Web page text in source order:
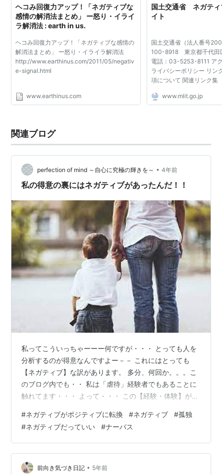
ヘコみ回復力アップ！「ネガティブな
感情の解消法まとめ」 ー怒り・イライ
ラ解消法 : earth in us.
ヘコみ回復力アップ！「ネガティブな感情の
解消法まとめ」 ー怒り・イライラ解消法
http://www.earthinus.com/2011/05/negativ
e-signal.html
www.earthinus.com
国土交通省 ネガティ
イト
国土交通省（法人番号
100-8918 東京都千代田
電話：03-5253-8111 ア
ライバシーポリシー リン
項について 関連リンク集
www.mlit.go.jp
関連ブログ
perfection of mind ～自心に究極の輝きを～ • 4年前
私の得意の裏にはネガティブがあったんだ！！
私ってこういっちゃーーー何ですが・・・ とっても人を
分析するのが得意なんですよー－－ これにはとっても
【ネガティブ】な訳があります。 多分、何回か。。。こ
のブログ内でも・・ 私は「虐待」経験者でもあることに
触れてます・・・ よって・・・ この【経験・体験】が
らこそ・・・よく見えてくることもある) 「人の表情で機
嫌を見る」 「人の動きでたたかれるのを避ける」 「声の
トーンを聞き分ける」 「言いたくても言わない」 ってな
具合です・・・ ・・・とっても五感が鍛えられまし
た・・・ また自分が「障害」児の親になったこと
#ネガティブがポジティブに転換 #ネガティブ #孤独
#ネガティブだっていい #ナーバス
前向き気づき日記 • 5年前